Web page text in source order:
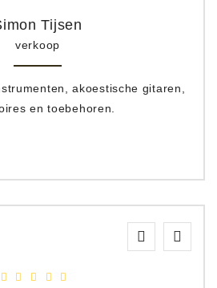
Tijsen
verkoop
akoestische gitaren,
en toebehoren.